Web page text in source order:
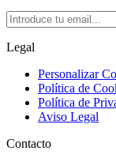
Legal
Personalizar
Política de
Política de
Aviso Legal
Contacto